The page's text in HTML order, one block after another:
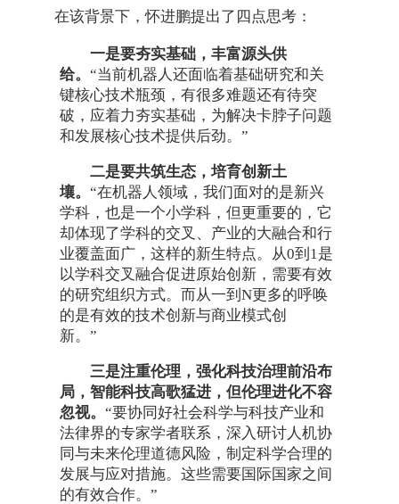
在该背景下，怀进鹏提出了四点思考：
一是要夯实基础，丰富源头供
给。“当前机器人还面临着基础研究和关
键核心技术瓶颈，有很多难题还有待突
破，应着力夯实基础，为解决卡脖子问题
和发展核心技术提供后劲。”
二是要共筑生态，培育创新土
壤。“在机器人领域，我们面对的是新兴
学科，也是一个小学科，但更重要的，它
却体现了学科的交叉、产业的大融合和行
业覆盖面广，这样的新生特点。从0到1是
以学科交叉融合促进原始创新，需要有效
的研究组织方式。而从一到N更多的呼唤
的是有效的技术创新与商业模式创
新。”
三是注重伦理，强化科技治理前沿布
局，智能科技高歌猛进，但伦理进化不容
忽视。“要协同好社会科学与科技产业和
法律界的专家学者联系，深入研讨人机协
同与未来伦理道德风险，制定科学合理的
发展与应对措施。这些需要国际国家之间
的有效合作。”